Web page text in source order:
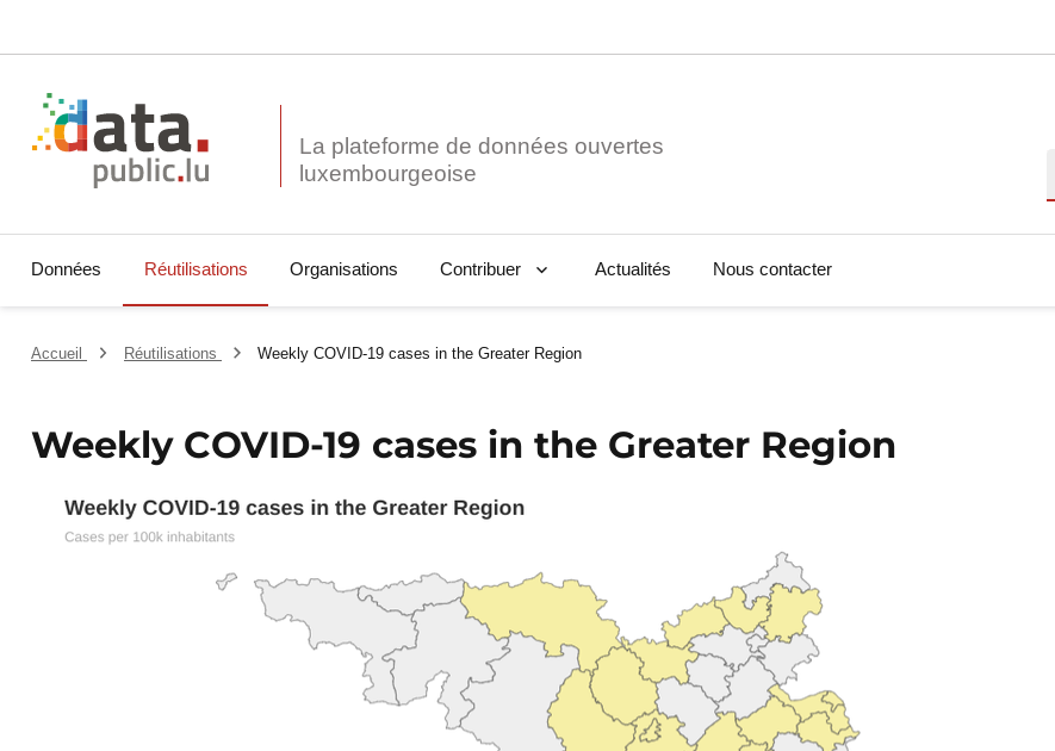
La plateforme de données ouvertes
Données Réutilisations Organisations Contribuer Actualités Nous contacter
Accueil Réutilisations Weekly COVID-19 cases in the Greater Region
Weekly COVID-19 cases in the Greater Region